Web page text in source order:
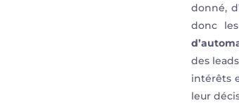
donné,
donc
des
intérêts
leur